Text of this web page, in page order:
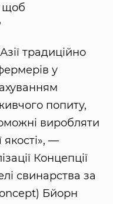
щоб
традиційно
у
попиту,
виробляти
—
Концепції
свинарства за
Бйорн